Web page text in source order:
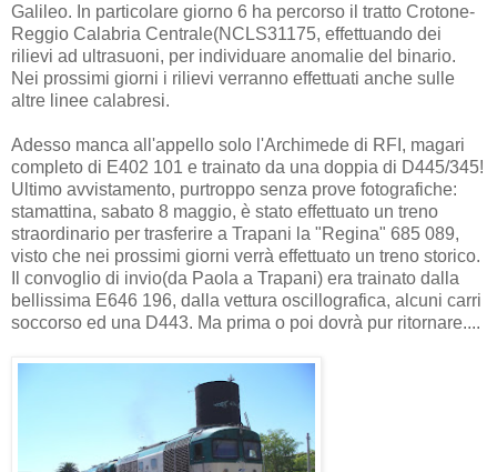
Galileo. In particolare giorno 6 ha percorso il tratto Crotone-
Reggio Calabria Centrale(NCLS31175, effettuando dei
rilievi ad ultrasuoni, per individuare anomalie del binario.
Nei prossimi giorni i rilievi verranno effettuati anche sulle
altre linee calabresi.
Adesso manca all'appello solo l'Archimede di RFI, magari
completo di E402 101 e trainato da una doppia di D445/345!
Ultimo avvistamento, purtroppo senza prove fotografiche:
stamattina, sabato 8 maggio, è stato effettuato un treno
straordinario per trasferire a Trapani la "Regina" 685 089,
visto che nei prossimi giorni verrà effettuato un treno storico.
Il convoglio di invio(da Paola a Trapani) era trainato dalla
bellissima E646 196, dalla vettura oscillografica, alcuni carri
soccorso ed una D443. Ma prima o poi dovrà pur ritornare....